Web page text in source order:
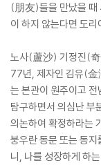
(朋友)들을 만났을 때
이 하지 않는다면 도
노사(蘆沙) 기정진(
77년, 제자인 김유(
는 본관이 원주이고
탐구하면서 의심난 부
의논하여 확정하라는
붕우란 동문 또는 동
니, 나를 성장하게 하